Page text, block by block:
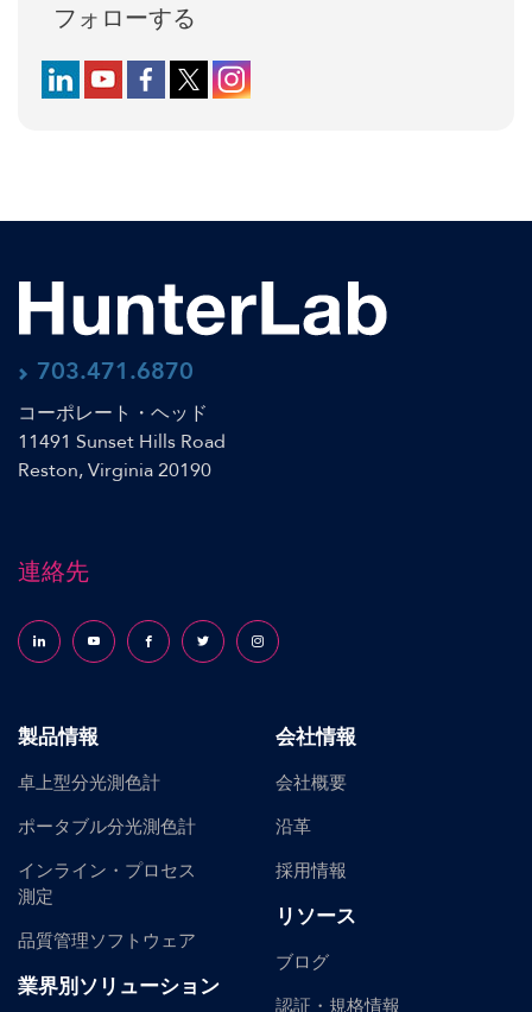
フォローする
Follow us on LinkedIn
Follow us on YouTube
Follow us on Facebook
Follow us on X (formerly Twitter)
Follow us on Instagram
703.471.6870
コーポレート・ヘッド
11491 Sunset Hills Road
Reston, Virginia 20190
連絡先
Follow us on LinkedInFollow us on YouTubeFollow us on Facebook
Follow us on X (formerly Twitter)
Follow us on Instagram
製品情報
卓上型分光測色計
ポータブル分光測色計
インライン・プロセス
測定
品質管理ソフトウェア
業界別ソリューション
会社情報
会社概要
沿革
採用情報
リソース
ブログ
認証・規格情報